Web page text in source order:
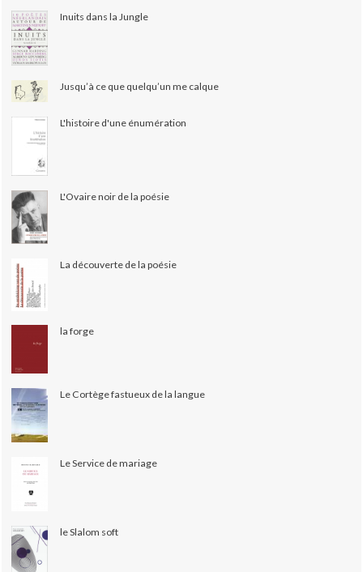
Inuits dans la Jungle
Jusqu’à ce que quelqu’un me calque
L'histoire d'une énumération
L'Ovaire noir de la poésie
La découverte de la poésie
la forge
Le Cortège fastueux de la langue
Le Service de mariage
le Slalom soft